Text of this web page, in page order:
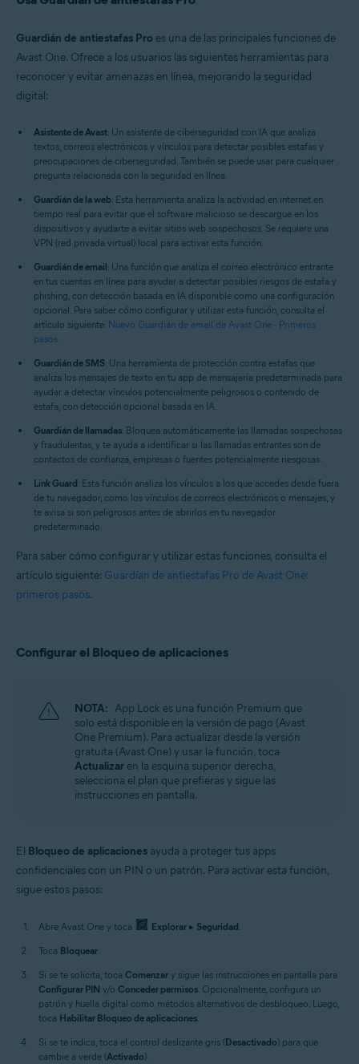
Guardián de antiestafas Pro es una de las principales funciones de
Avast One. Ofrece a los usuarios las siguientes herramientas para
reconocer y evitar amenazas en línea, mejorando la seguridad
digital:
Asistente de Avast: Un asistente de ciberseguridad con IA que analiza
textos, correos electrónicos y vínculos para detectar posibles estafas y
preocupaciones de ciberseguridad. También se puede usar para cualquier
pregunta relacionada con la seguridad en línea.
Guardián de la web: Esta herramienta analiza la actividad en internet en
tiempo real para evitar que el software malicioso se descargue en los
dispositivos y ayudarte a evitar sitios web sospechosos. Se requiere una
VPN (red privada virtual) local para activar esta función.
Guardián de email: Una función que analiza el correo electrónico entrante
en tus cuentas en línea para ayudar a detectar posibles riesgos de estafa y
phishing, con detección basada en IA disponible como una configuración
opcional. Para saber cómo configurar y utilizar esta función, consulta el
artículo siguiente: Nuevo Guardián de email de Avast One - Primeros
pasos.
Guardián de SMS: Una herramienta de protección contra estafas que
analiza los mensajes de texto en tu app de mensajería predeterminada para
ayudar a detectar vínculos potencialmente peligrosos o contenido de
estafa, con detección opcional basada en IA.
Guardián de llamadas: Bloquea automáticamente las llamadas sospechosas
y fraudulentas, y te ayuda a identificar si las llamadas entrantes son de
contactos de confianza, empresas o fuentes potencialmente riesgosas.
Link Guard: Esta función analiza los vínculos a los que accedes desde fuera
de tu navegador, como los vínculos de correos electrónicos o mensajes, y
te avisa si son peligrosos antes de abrirlos en tu navegador
predeterminado.
Para saber cómo configurar y utilizar estas funciones, consulta el
artículo siguiente: Guardían de antiestafas Pro de Avast One:
primeros pasos.
Configurar el Bloqueo de aplicaciones
NOTA: App Lock es una función Premium que
solo está disponible en la versión de pago (Avast
One Premium). Para actualizar desde la versión
gratuita (Avast One) y usar la función, toca
Actualizar en la esquina superior derecha,
selecciona el plan que prefieras y sigue las
instrucciones en pantalla.
El Bloqueo de aplicaciones ayuda a proteger tus apps
confidenciales con un PIN o un patrón. Para activar esta función,
sigue estos pasos:
Abre Avast One y toca Explorar ▸ Seguridad.
Toca Bloquear.
Si se te solicita, toca Comenzar y sigue las instrucciones en pantalla para
Configurar PIN y/o Conceder permisos. Opcionalmente, configura un
patrón y huella digital como métodos alternativos de desbloqueo. Luego,
toca Habilitar Bloqueo de aplicaciones.
Si se te indica, toca el control deslizante gris (Desactivado) para que
cambie a verde (Activado).